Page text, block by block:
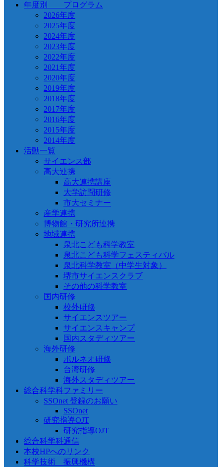
年度別 プログラム
2026年度
2025年度
2024年度
2023年度
2022年度
2021年度
2020年度
2019年度
2018年度
2017年度
2016年度
2015年度
2014年度
活動一覧
サイエンス部
高大連携
高大連携講座
大学訪問研修
市大セミナー
産学連携
博物館・研究所連携
地域連携
泉北こども科学教室
泉北こども科学フェスティバル
泉北科学教室（中学生対象）
堺市サイエンスクラブ
その他の科学教室
国内研修
校外研修
サイエンスツアー
サイエンスキャンプ
国内スタディツアー
海外研修
ボルネオ研修
台湾研修
海外スタディツアー
総合科学科ファミリー
SSOnet 登録のお願い
SSOnet
研究指導OJT
研究指導OJT
総合科学科通信
本校HPへのリンク
科学技術 振興機構